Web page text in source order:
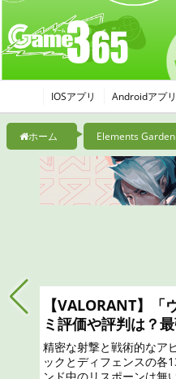
IOSアプリ Androidアプリ
ホーム Elements Garden
【モンハンナ
wは面白い？
ャは？最強リ